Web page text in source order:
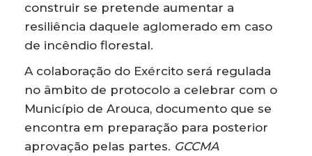
construir se pretende aumentar a
resiliência daquele aglomerado em caso
de incêndio florestal.
A colaboração do Exército será regulada
no âmbito de protocolo a celebrar com o
Município de Arouca, documento que se
encontra em preparação para posterior
aprovação pelas partes. GCCMA